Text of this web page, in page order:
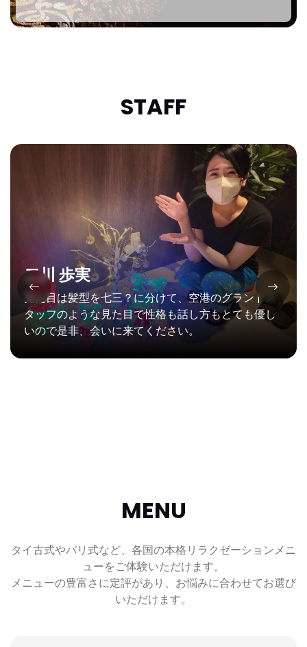
STAFF
二川 歩実
見た目は髪型を七三？に分けて、空港のグランドス
タッフのような見た目で性格も話し方もとても優し
いので是非、会いに来てください。
MENU
タイ古式やバリ式など、各国の本格リラクゼーションメニ
ューをご体験いただけます。
メニューの豊富さに定評があり、お悩みに合わせてお選び
いただけます。